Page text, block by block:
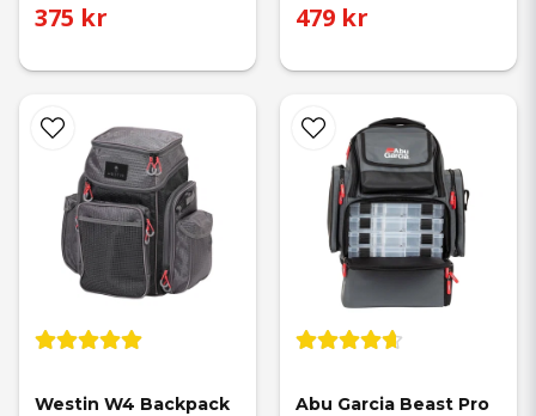
375 kr 479 kr
Westin W4 Backpack
Abu Garcia Beast Pro